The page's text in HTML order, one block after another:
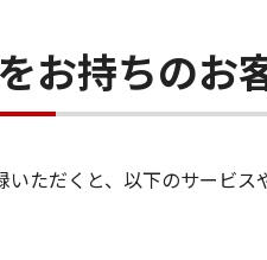
お持ちのお
いただくと、以下のサービ